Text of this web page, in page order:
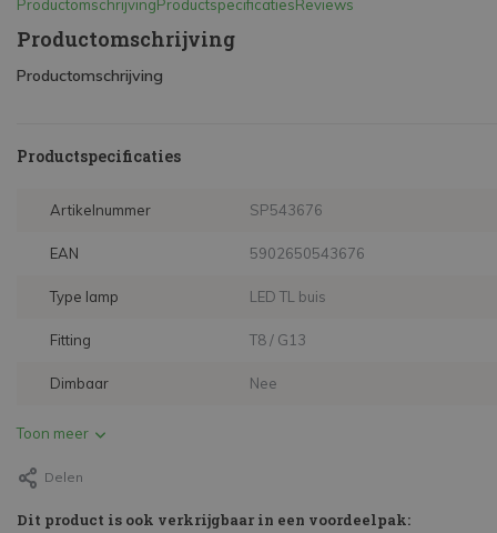
ProductomschrijvingProductspecificatiesReviews
Productomschrijving
Productomschrijving
Productspecificaties
Artikelnummer SP543676
EAN 5902650543676
Type lamp LED TL buis
Fitting T8 / G13
Dimbaar Nee
Toon meer
Delen
Dit product is ook verkrijgbaar in een voordeelpak: